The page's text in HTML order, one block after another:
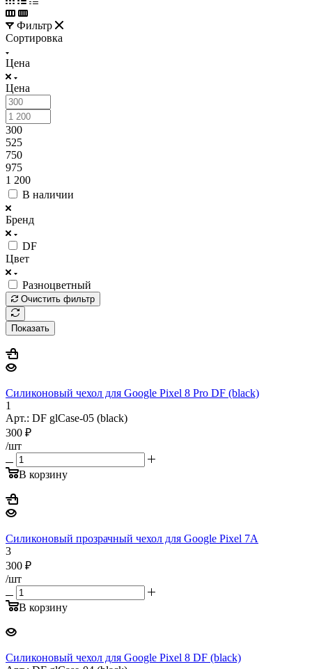
Фильтр
Сортировка
Цена
Цена
300
525
750
975
1 200
В наличии
Бренд
DF
Цвет
Разноцветный
Очистить фильтр
Показать
Силиконовый чехол для Google Pixel 8 Pro DF (black)
1
Арт.: DF glCase-05 (black)
300 ₽
/шт
В корзину
Силиконовый прозрачный чехол для Google Pixel 7A
3
300 ₽
/шт
В корзину
Силиконовый чехол для Google Pixel 8 DF (black)